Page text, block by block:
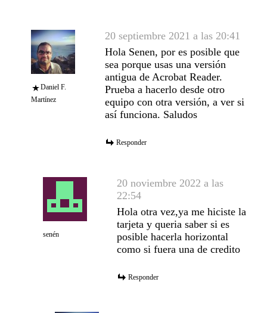
Daniel F.
Martínez
20 septiembre 2021 a las 20:41
Hola Senen, por es posible que
sea porque usas una versión
antigua de Acrobat Reader.
Prueba a hacerlo desde otro
equipo con otra versión, a ver si
así funciona. Saludos
Responder
senén
20 noviembre 2022 a las
22:54
Hola otra vez,ya me hiciste la
tarjeta y queria saber si es
posible hacerla horizontal
como si fuera una de credito
Responder